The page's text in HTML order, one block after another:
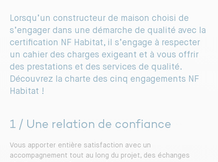
Lorsqu’un constructeur de maison choisi de
s’engager dans une démarche de qualité avec la
certification NF Habitat, il s’engage à respecter
un cahier des charges exigeant et à vous offrir
des prestations et des services de qualité.
Découvrez la charte des cinq engagements NF
Habitat !
1 / Une relation de confiance
Vous apporter entière satisfaction avec un
accompagnement tout au long du projet, des échanges
DÉCOUVRIR LA CERTIFICATION